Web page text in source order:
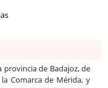
de Badajoz, de
Comarca de Mérida, y